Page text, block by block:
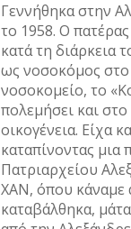
Γεννήθηκα στην
το 1958. Ο
κατά τη διάρκεια
ως νοσοκόμος στο
νοσοκομείο, το
πολεμήσει και
οικογένεια. Είχα
καταπίνοντας μια
Πατριαρχείου
ΧΑΝ, όπου κάναμε
καταβάλθηκα,